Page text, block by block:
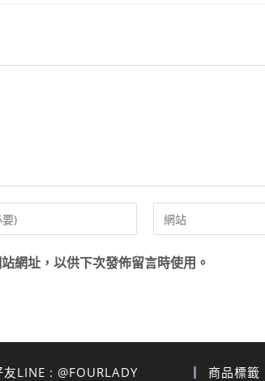
網址，以供下次發佈留言時使用。
友LINE : @FOURLADY 商品標籤